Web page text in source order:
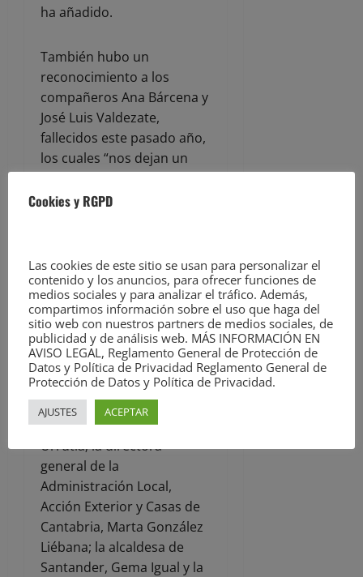
ha añadido.
También hubo un
reconocimiento a los
compañeros Ana Bárcena y
José Luis Valdezate,
fallecidos este pasado año,
los cuales “nos dejan un
ejemplo ético y profesional
que debemos preservar”,
A la gala acudió una
representación del
Gobierno de Cantabria y
del Ayuntamiento de
Santander, encabezada por
la consejera de
Presidencia, Justicia,
Seguridad y Simplificación
Administrativa, Isabel
Urrutia; la directora
general de la
Administración Local,
Acción Exterior y Casas de
Cantabria, Marta González
Liébana; la alcaldesa de
Santander, Gema Igual y la
Cookies y RGPD
Las cookies de este sitio se usan para personalizar el
contenido y los anuncios, para ofrecer funciones de
medios sociales y para analizar el tráfico. Además,
compartimos información sobre el uso que haga del
sitio web con nuestros partners de medios sociales, de
publicidad y de análisis web. MÁS INFORMACIÓN EN
AVISO LEGAL, Reglamento General de Protección de
Datos y Política de Privacidad Reglamento General de
Protección de Datos y Política de Privacidad.
AJUSTES ACEPTAR